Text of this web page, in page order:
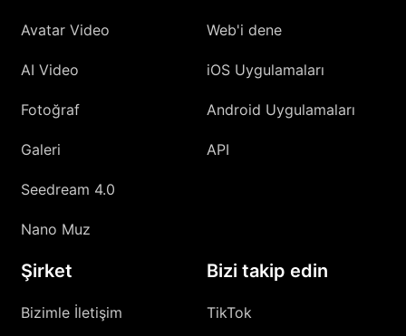
Avatar Video
AI Video
Fotoğraf
Galeri
Seedream 4.0
Nano Muz
Web'i dene
iOS Uygulamaları
Android Uygulamaları
API
Şirket
Bizimle İletişim
Bizi takip edin
TikTok